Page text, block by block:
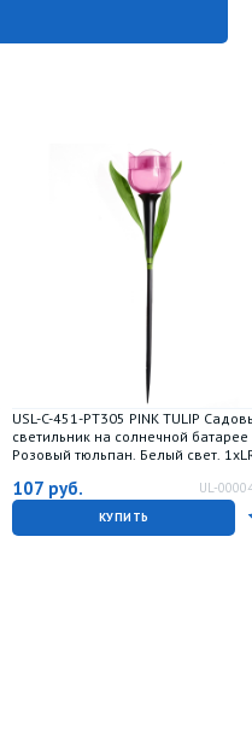
USL-C-451-PT305 PINK TULIP
светильник на солнечной батарее
Розовый тюльпан. Белый свет.
107 руб. UL-
КУПИТЬ